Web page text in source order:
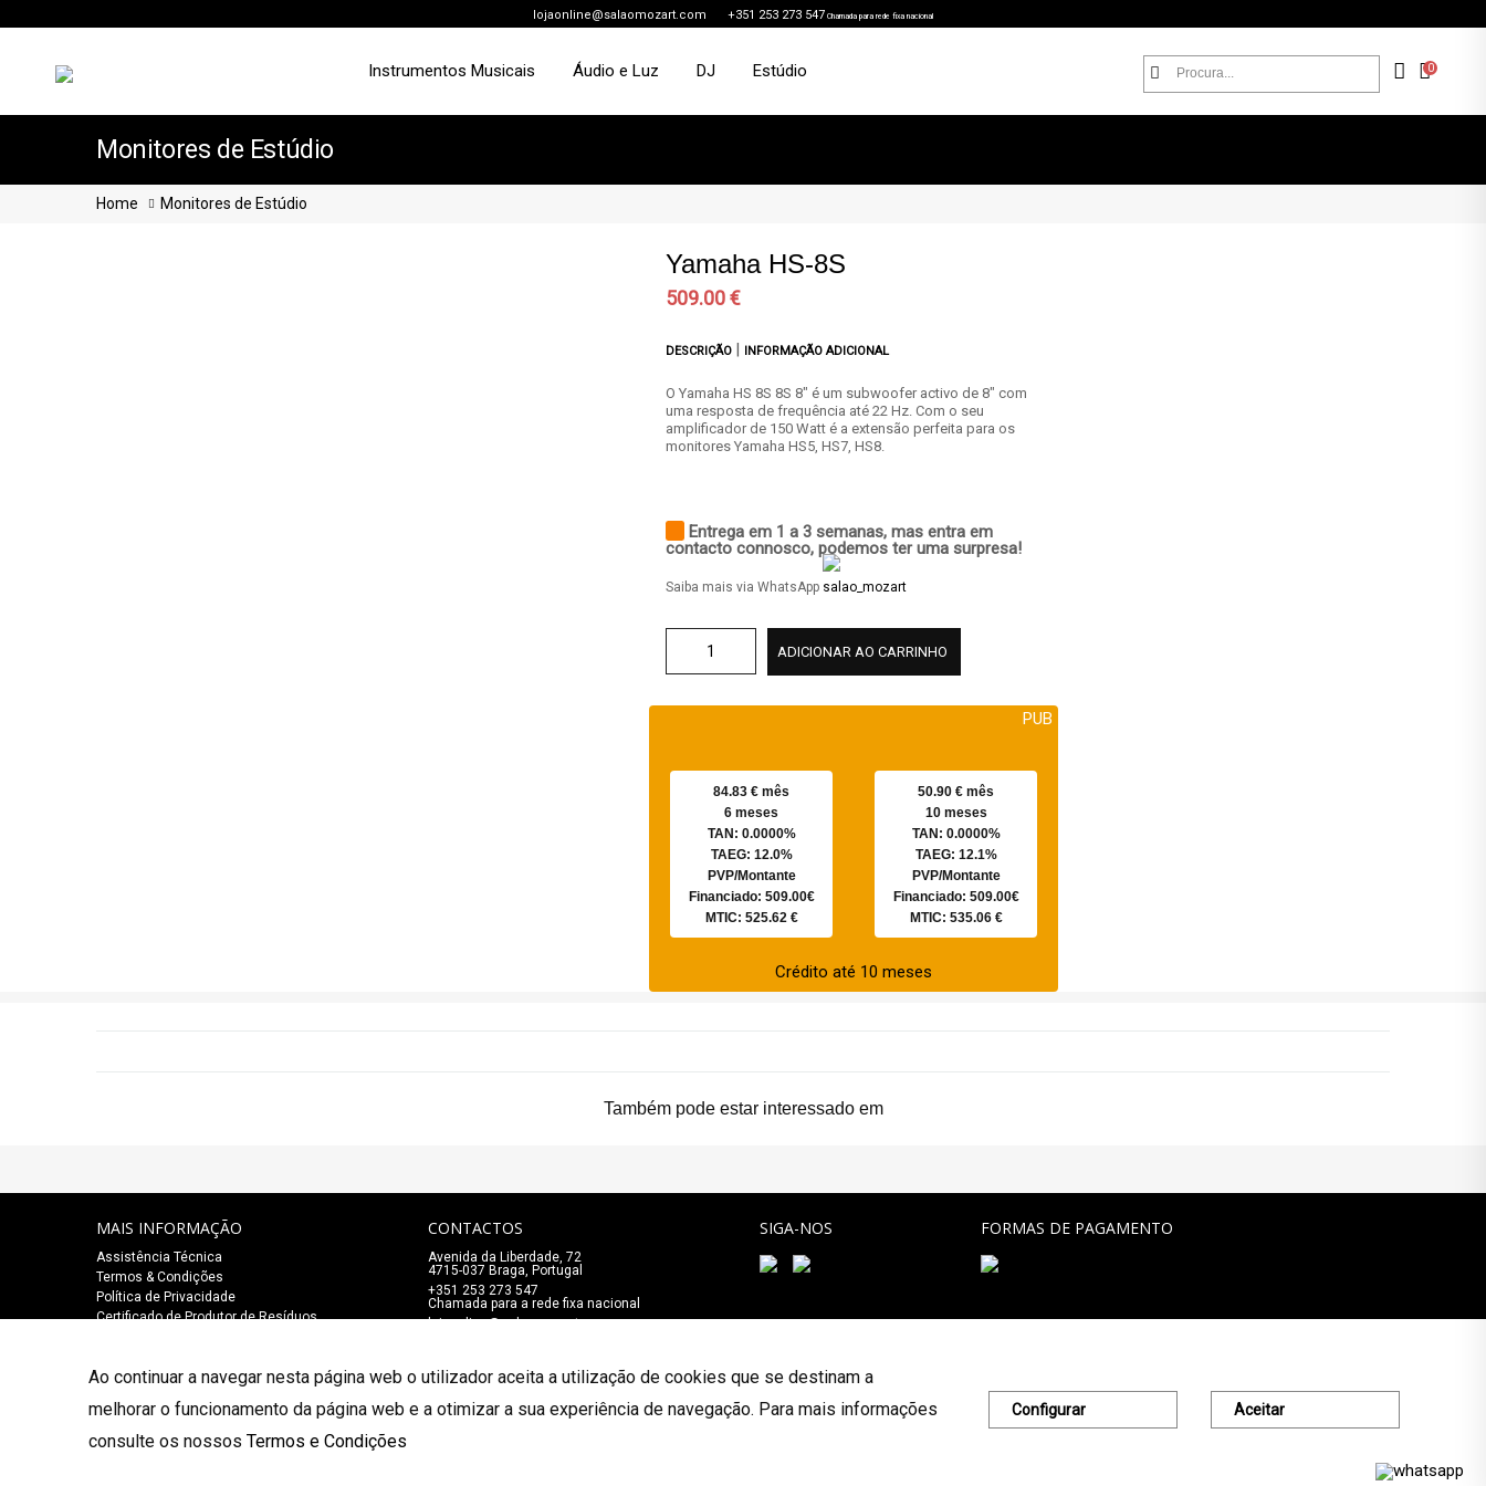
Ao continuar a navegar nesta página web o utilizador aceita a utilização de cookies que se destinam a
melhorar o funcionamento da página web e a otimizar a sua experiência de navegação. Para mais informações
consulte os nossos Termos e Condições
Configurar Aceitar
lojaonline@salaomozart.com +351 253 273 547 Chamada para rede fixa nacional
Instrumentos Musicais Áudio e Luz DJ Estúdio 0
Monitores de Estúdio
Home Monitores de Estúdio
Yamaha HS-8S
509.00 €
DESCRIÇÃO | INFORMAÇÃO ADICIONAL
O Yamaha HS 8S 8S 8" é um subwoofer activo de 8" com
uma resposta de frequência até 22 Hz. Com o seu
amplificador de 150 Watt é a extensão perfeita para os
monitores Yamaha HS5, HS7, HS8.
Entrega em 1 a 3 semanas, mas entra em
contacto connosco, podemos ter uma surpresa!
Saiba mais via WhatsApp
ADICIONAR AO CARRINHO
PUB
84.83 € mês
6 meses
TAN: 0.0000%
TAEG: 12.0%
PVP/Montante
Financiado: 509.00€
MTIC: 525.62 €
50.90 € mês
10 meses
TAN: 0.0000%
TAEG: 12.1%
PVP/Montante
Financiado: 509.00€
MTIC: 535.06 €
Crédito até 10 meses
Também pode estar interessado em
MAIS INFORMAÇÃO
Assistência Técnica
Termos & Condições
Política de Privacidade
Certificado de Produtor de Resíduos
CONTACTOS
Avenida da Liberdade, 72
4715-037 Braga, Portugal
+351 253 273 547
Chamada para a rede fixa nacional
lojaonline@salaomozart.com
SIGA-NOS FORMAS DE PAGAMENTO
© 2026 Salão Mozart. Todos os direitos reservados.